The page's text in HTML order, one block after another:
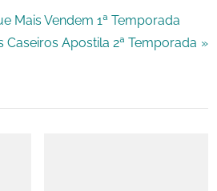
Mais Vendem 1ª Temporada
Caseiros Apostila 2ª Temporada